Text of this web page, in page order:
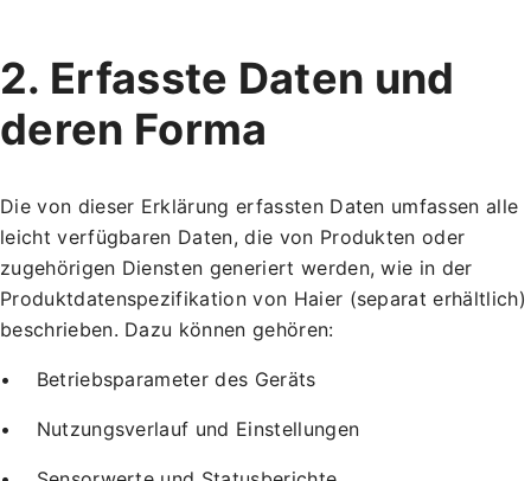
2. Erfasste Daten und
deren Forma
Die von dieser Erklärung erfassten Daten umfassen alle
leicht verfügbaren Daten, die von Produkten oder
zugehörigen Diensten generiert werden, wie in der
Produktdatenspezifikation von Haier (separat erhältlich)
beschrieben. Dazu können gehören:
• Betriebsparameter des Geräts
• Nutzungsverlauf und Einstellungen